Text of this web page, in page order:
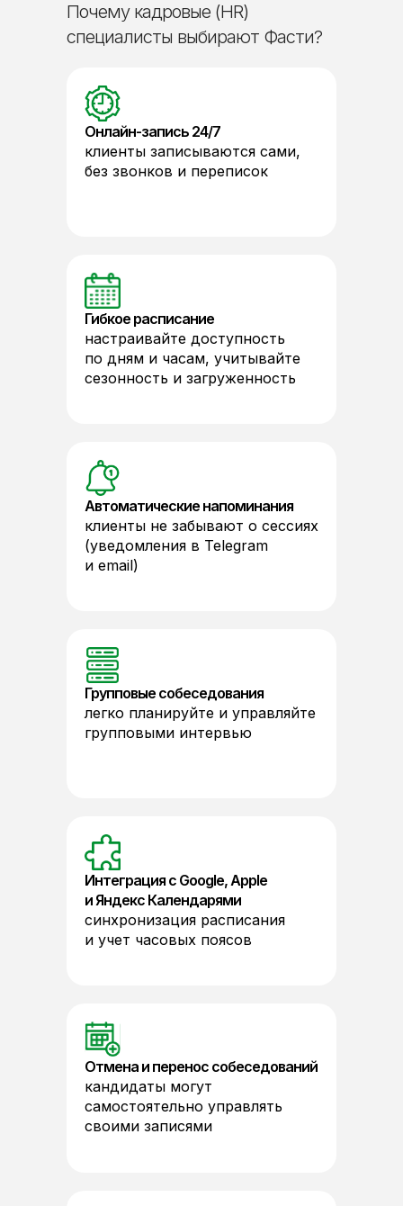
Почему кадровые (HR)
специалисты выбирают Фасти?
Автоматические напоминания
клиенты не забывают о сессиях
(уведомления в Telegram
и email)
Групповые собеседования
легко планируйте и управляйте
групповыми интервью
Отмена и перенос собеседований
кандидаты могут
самостоятельно управлять
своими записями
Интеграция с Google, Apple
и Яндекс Календарями
синхронизация расписания
и учет часовых поясов
Онлайн-запись 24/7
клиенты записываются сами,
без звонков и переписок
Гибкое расписание
настраивайте доступность
по дням и часам, учитывайте
сезонность и загруженность